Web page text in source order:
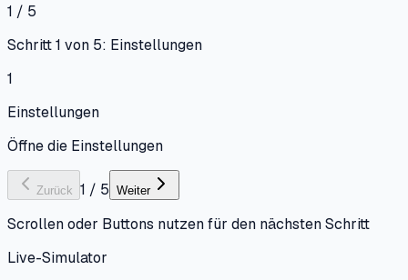
1 / 5
Schritt 1 von 5: Einstellungen
1
Einstellungen
Öffne die Einstellungen
Zurück 1 / 5 Weiter
Scrollen oder Buttons nutzen für den nächsten Schritt
Live-Simulator